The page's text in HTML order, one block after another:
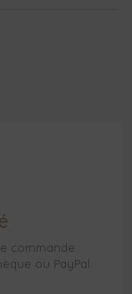
commande :
ou PayPal.